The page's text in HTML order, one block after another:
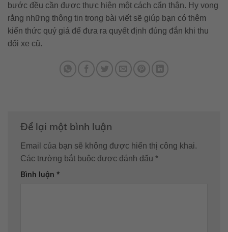
bước đều cần được thực hiện một cách cẩn thận. Hy vọng
rằng những thông tin trong bài viết sẽ giúp bạn có thêm
kiến thức quý giá để đưa ra quyết định đúng đắn khi thu
đổi xe cũ.
Để lại một bình luận
Email của bạn sẽ không được hiển thị công khai.
Các trường bắt buộc được đánh dấu *
Bình luận *